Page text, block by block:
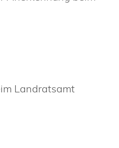
Landratsamt